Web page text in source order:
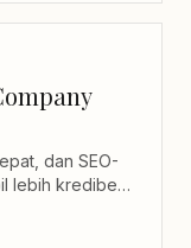
dan SEO-
lebih kredibel,